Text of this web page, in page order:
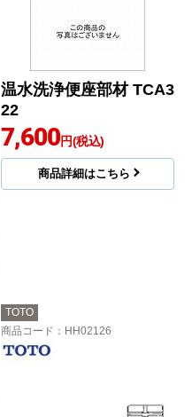
温水洗浄便座部材 TCA3
22
7,600円(税込)
商品詳細はこちら
TOTO
商品コード ：HH02126